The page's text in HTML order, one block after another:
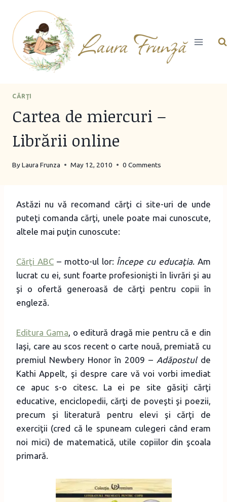
content
CĂRŢI
Cartea de miercuri –
Librării online
ByLaura Frunza May 12, 2010 0 Comments
Astăzi nu vă recomand cărţi ci site-uri de unde
puteţi comanda cărţi, unele poate mai cunoscute,
altele mai puţin cunoscute:
Cărţi ABC– motto-ul lor: Începe cu educaţia. Am
lucrat cu ei, sunt foarte profesionişti în livrări şi au
şi o ofertă generoasă de cărţi pentru copii în
engleză.
Editura Gama, o editură dragă mie pentru că e din
Iaşi, care au scos recent o carte nouă, premiată cu
premiul Newbery Honor în 2009 – Adăpostulde
Kathi Appelt, şi despre care vă voi vorbi imediat
ce apuc s-o citesc. La ei pe site găsiţi cărţi
educative, enciclopedii, cărţi de poveşti şi poezii,
precum şi literatură pentru elevi şi cărţi de
exerciţii (cred că le spuneam culegeri când eram
noi mici) de matematică, utile copiilor din şcoala
primară.